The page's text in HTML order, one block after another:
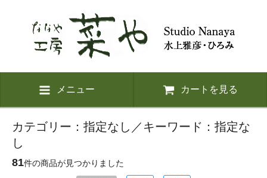
メニュー カートを見る
カテゴリー：指定なし／キーワード：指定な
し
81件の商品が見つかりました